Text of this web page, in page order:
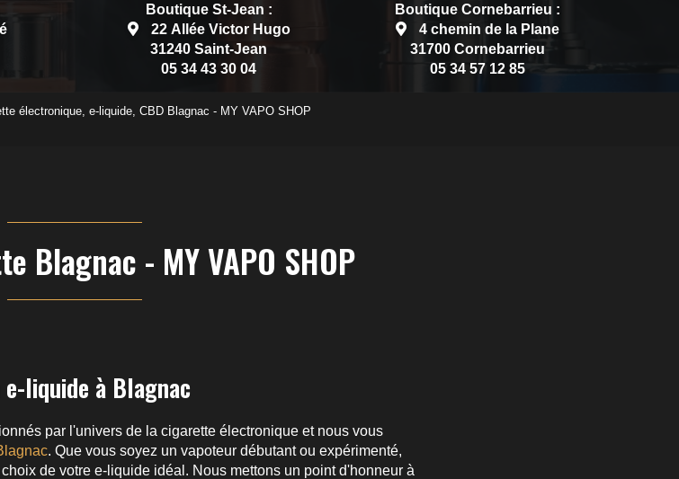
Boutique St-Jean :
22 Allée Victor Hugo
31240 Saint-Jean
05 34 43 30 04
Boutique Cornebarrieu :
4 chemin de la Plane
31700 Cornebarrieu
05 34 57 12 85
électronique, e-liquide, CBD Blagnac - MY VAPO SHOP
Blagnac - MY VAPO SHOP
liquide à Blagnac
par l'univers de la cigarette électronique et nous vous
. Que vous soyez un vapoteur débutant ou expérimenté,
de votre e-liquide idéal. Nous mettons un point d'honneur à